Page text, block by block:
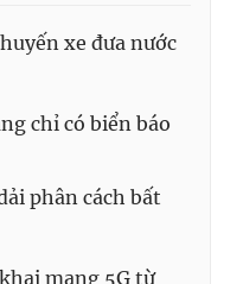
Nam
tử số 483/GP-BTTTT
Phạm Quốc Thắng,
355 932
xe đưa nước
chỉ có biển báo
phân cách bất
mạng 5G từ